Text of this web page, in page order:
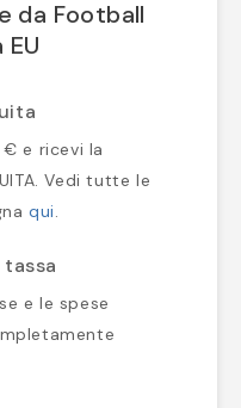
da Football
e ricevi la
Vedi tutte le
qui.
e le spese